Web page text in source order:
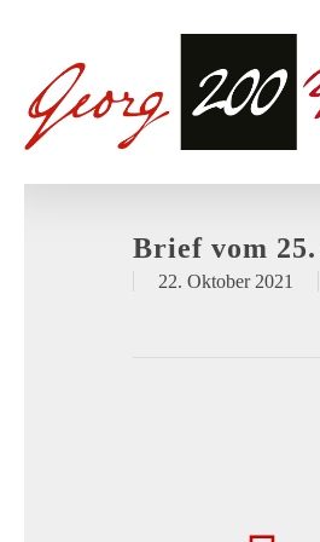
Brief vom 25.
22. Oktober 2021